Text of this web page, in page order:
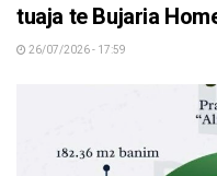
tuaja te Bujaria
26/07/2026 - 17:59